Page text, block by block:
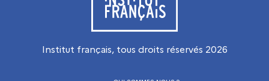
Institut français, tous droits réservés 2026